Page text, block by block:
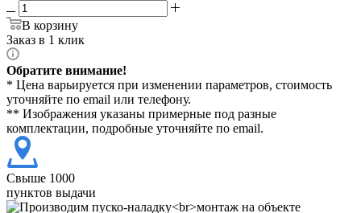
В корзину
Заказ в 1 клик
Обратите внимание!
* Цена варьируется при изменении параметров, стоимость
уточняйте по email или телефону.
** Изображения указаны примерные под разные
комплектации, подробные уточняйте по email.
Свыше 1000
пунктов выдачи